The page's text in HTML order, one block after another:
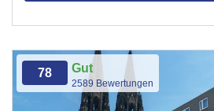
78 Gut
2589 Bewertungen